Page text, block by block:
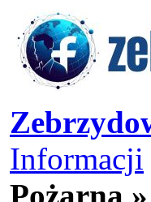
Informacji